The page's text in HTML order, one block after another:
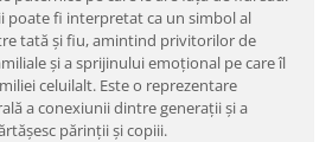
poate fi interpretat ca un simbol al
tată și fiu, amintind privitorilor de
și a sprijinului emoțional pe care îl
celuilalt. Este o reprezentare
a conexiunii dintre generații și a
părinții și copiii.